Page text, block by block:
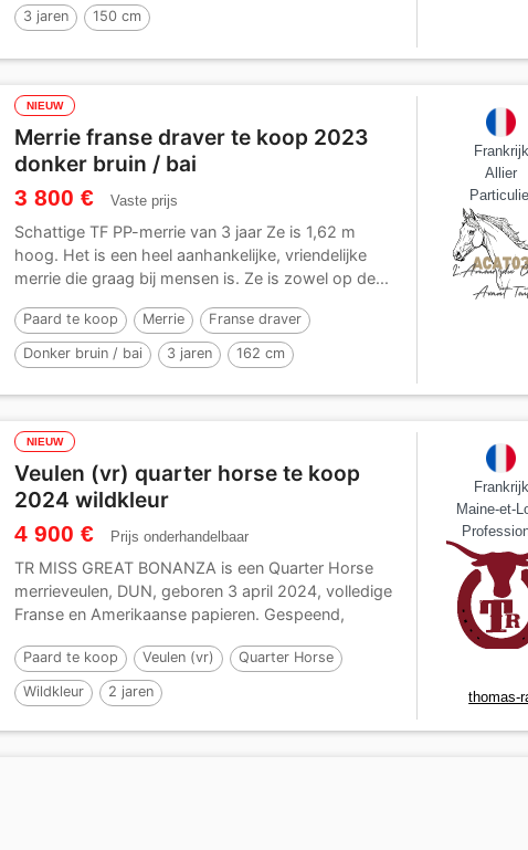
3 jaren 150 cm
NIEUW
Merrie franse draver te koop 2023
donker bruin / bai
3 800 € Vaste prijs
Schattige TF PP-merrie van 3 jaar Ze is 1,62 m
hoog. Het is een heel aanhankelijke, vriendelijke
merrie die graag bij mensen is. Ze is zowel op de...
Paard te koop Merrie Franse draver
Donker bruin / bai 3 jaren 162 cm
Frankrijk
Allier
NIEUW
Veulen (vr) quarter horse te koop
2024 wildkleur
4 900 € Prijs onderhandelbaar
TR MISS GREAT BONANZA is een Quarter Horse
merrieveulen, DUN, geboren 3 april 2024, volledige
Franse en Amerikaanse papieren. Gespeend,
Paard te koop Veulen (vr) Quarter Horse
Wildkleur 2 jaren
Frankrijk
Maine-et-
thomas-